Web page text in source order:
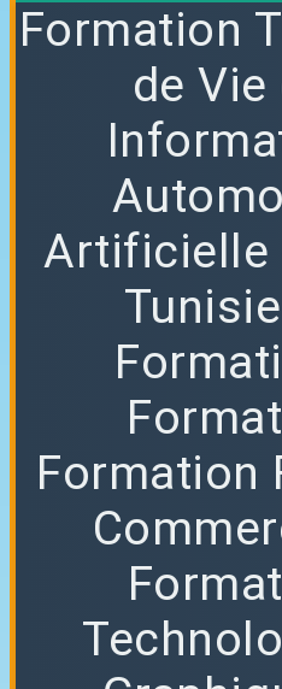
Formation
de
Artificielle
Tunisie
Formation